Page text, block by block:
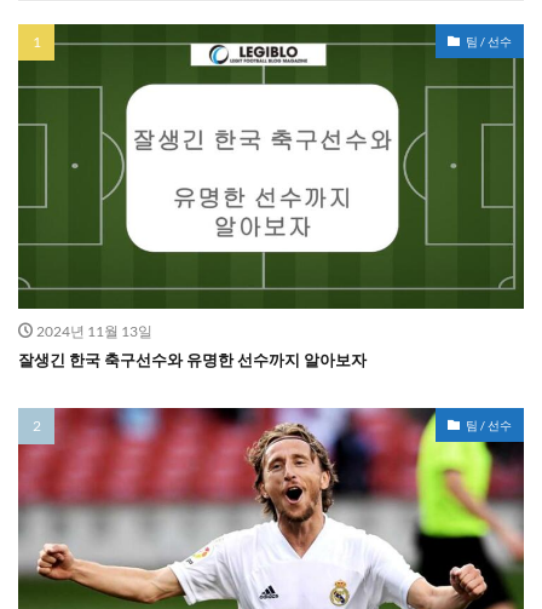
팀 / 선수
2024년 11월 13일
잘생긴 한국 축구선수와 유명한 선수까지 알아보자
팀 / 선수